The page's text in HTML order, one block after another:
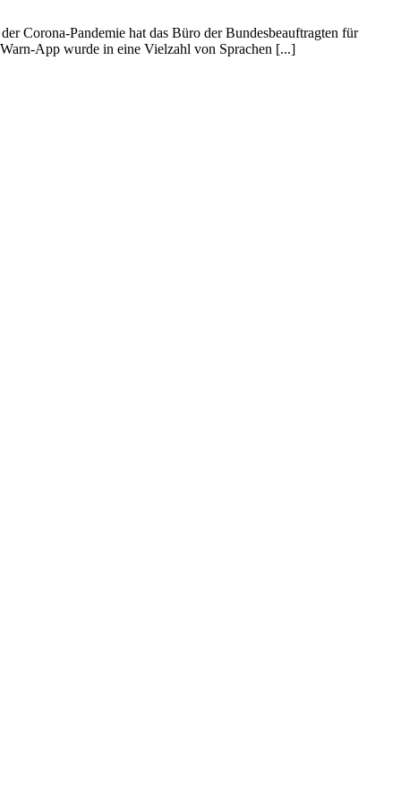
Corona-Pandemie hat das Büro der Bundesbeauftragten für
App wurde in eine Vielzahl von Sprachen [...]